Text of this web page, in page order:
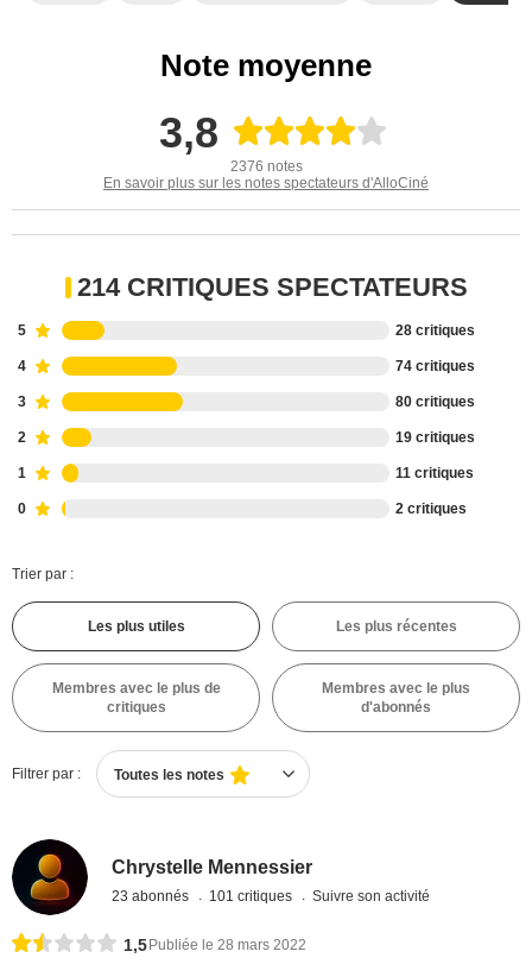
Note moyenne
3,8
2376 notes
En savoir plus sur les notes spectateurs d'AlloCiné
214 CRITIQUES SPECTATEURS
5 28 critiques
4 74 critiques
3 80 critiques
2 19 critiques
1 11 critiques
0 2 critiques
Trier par :
Les plus utiles Les plus récentes
Membres avec le plus de
critiques
Membres avec le plus
d'abonnés
Filtrer par : Toutes les notes
Chrystelle Mennessier
23 abonnés 101 critiques Suivre son activité
1,5 Publiée le 28 mars 2022